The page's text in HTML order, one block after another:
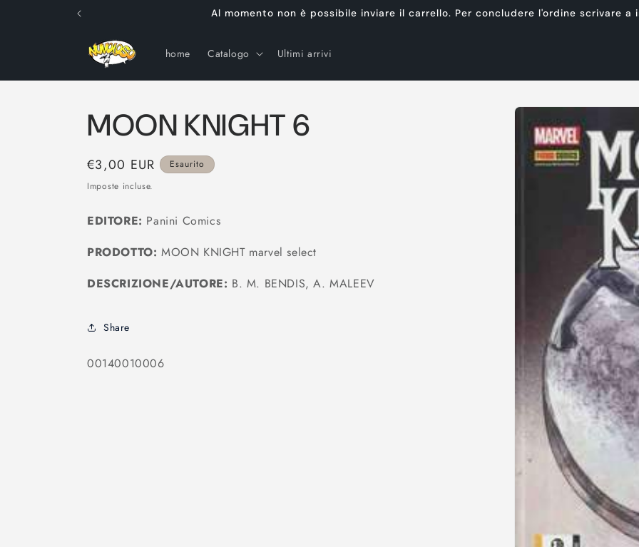
Al momento non è possibile inviare il carrello. Per concludere l'ordine scrivare a
home Catalogo Ultimi arrivi
Passa alle
informazioni
sul prodotto
MOON KNIGHT 6
Prezzo
di
€3,00 EUR
Esaurito
Imposte incluse.
EDITORE: Panini Comics
PRODOTTO: MOON KNIGHT marvel select
DESCRIZIONE/AUTORE: B. M. BENDIS, A. MALEEV
Share
SKU:
00140010006